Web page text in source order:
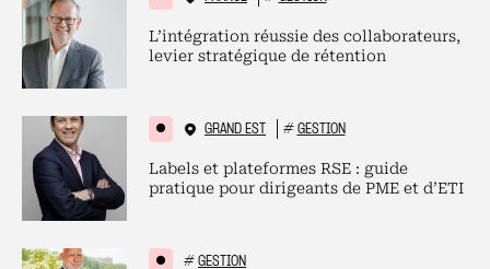
L’intégration réussie des collaborateurs,
levier stratégique de rétention
GRAND EST # GESTION
Labels et plateformes RSE : guide
pratique pour dirigeants de PME et d’ETI
# GESTION